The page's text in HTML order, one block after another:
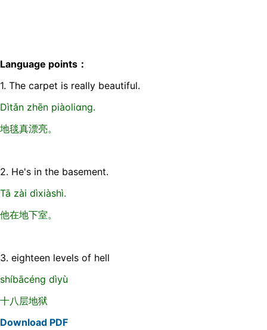
Language points：
1. The carpet is really beautiful.
Dìtǎn zhēn piàoliɑnɡ.
地毯真漂亮。
2. He's in the basement.
Tā zài dìxiàshì.
他在地下室。
3. eighteen levels of hell
shíbācénɡ dìyù
十八层地狱
Download PDF